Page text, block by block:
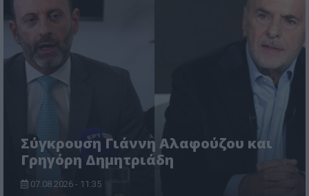
Σύγκρουση Γιάννη Αλαφούζου και
Γρηγόρη Δημητριάδη
07.08.2026 - 11:35